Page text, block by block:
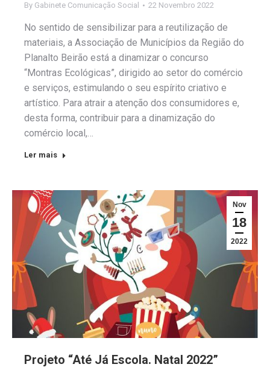
By Gabinete Comunicação Social 22 Novembro 2022
No sentido de sensibilizar para a reutilização de
materiais, a Associação de Municípios da Região do
Planalto Beirão está a dinamizar o concurso
“Montras Ecológicas”, dirigido ao setor do comércio
e serviços, estimulando o seu espírito criativo e
artístico. Para atrair a atenção dos consumidores e,
desta forma, contribuir para a dinamização do
comércio local,…
Ler mais
Nov
18
2022
Projeto “Até Já Escola. Natal 2022”